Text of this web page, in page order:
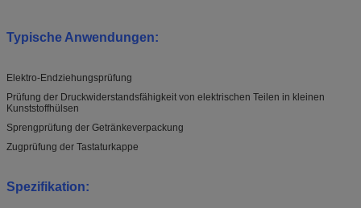
Typische Anwendungen:
Elektro-Endziehungsprüfung
Prüfung der Druckwiderstandsfähigkeit von elektrischen Teilen in kleinen
Kunststoffhülsen
Sprengprüfung der Getränkeverpackung
Zugprüfung der Tastaturkappe
Spezifikation: